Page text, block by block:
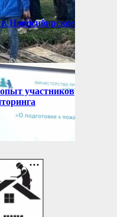
Новосибирское
участников